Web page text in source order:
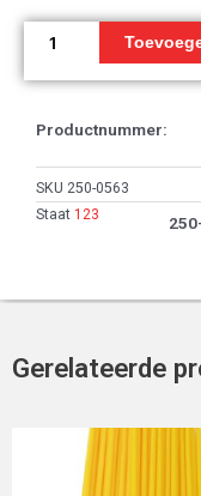
Rechter
streep
T3
Productnummer:
SKU 250-0563
Staat 123
Gerelateerde